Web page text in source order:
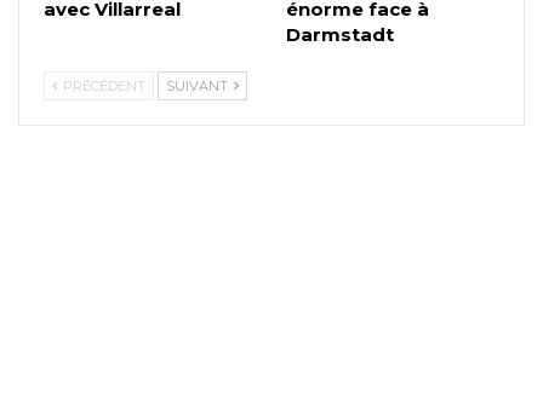
avec Villarreal
énorme face à
Darmstadt
PRÉCÉDENT SUIVANT